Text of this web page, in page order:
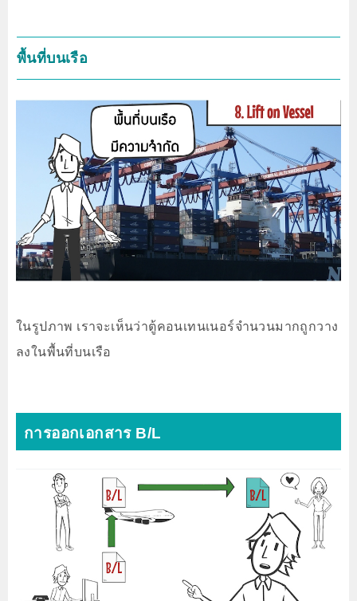
พื้นที่บนเรือ
ในรูปภาพ เราจะเห็นว่าตู้คอนเทนเนอร์จำนวนมากถูกวาง
ลงในพื้นที่บนเรือ
การออกเอกสาร B/L